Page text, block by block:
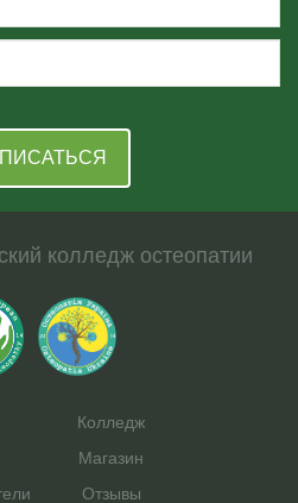
колледж остеопатии
Колледж
Магазин
Отзывы